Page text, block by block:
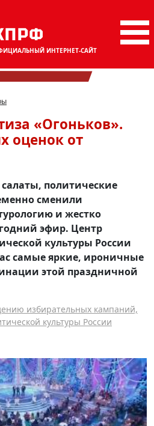
ИНТЕРНЕТ-САЙТ
«Огоньков».
оценок от
политические
сменили
и жестко
эфир. Центр
культуры России
самые яркие, ироничные
этой праздничной
избирательных кампаний,
культуры России